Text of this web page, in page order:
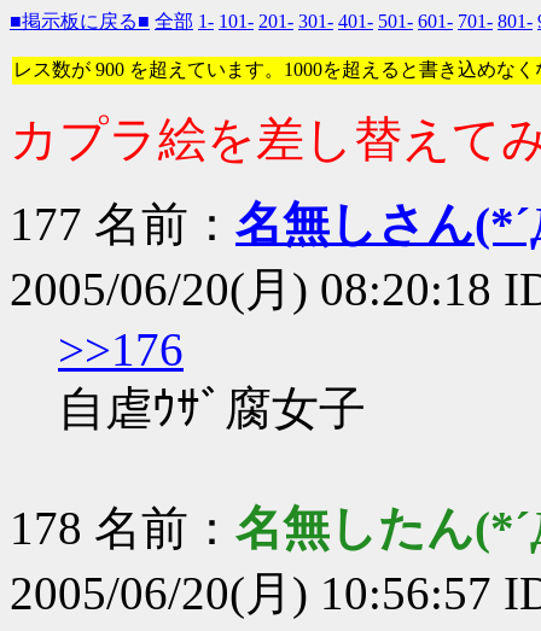
■掲示板に戻る■ 全部 1- 101- 201- 301- 401- 501- 601- 701- 801-
レス数が 900 を超えています。1000を超えると書き込めな
カプラ絵を差し替えて
177 名前： 名無しさん
2005/06/20(月) 08:20:18
>>176
自虐ｳｻﾞ腐女子
178 名前： 名無したん
2005/06/20(月) 10:56:57